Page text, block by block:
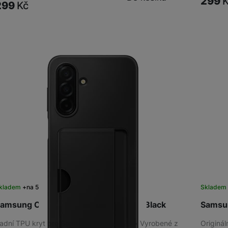
Kč
Card Slot Case Galaxy A26, Black
na 5 prodejnách
TPU kryt pro Samsung Galaxy A26 • Vyrobené z
Skladem